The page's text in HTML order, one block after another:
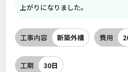
上がりになりました。
工事内容 新築外構 費用
工期 30日